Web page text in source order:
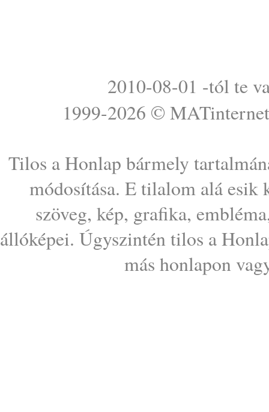
2010-08-01 -tól te
1999-2026 © MATinternet
Tilos a Honlap bármely
módosítása. E tilalom alá esik
szöveg, kép, grafika,
állóképei. Úgyszintén tilos a
más honlapon